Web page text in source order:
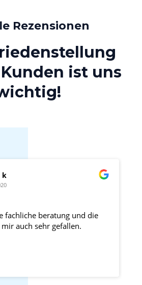
Rezensionen
ist uns
fachliche beratung und die
auch sehr gefallen.